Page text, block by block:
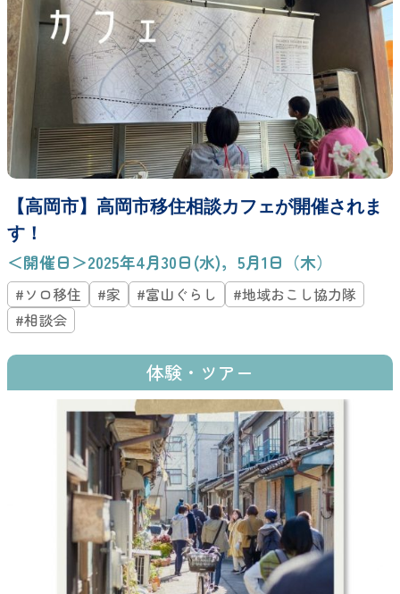
【高岡市】高岡市移住相談カフェが開催されま
す！
＜開催日＞2025年4月30日(水)，5月1日（木）
#ソロ移住 #家 #富山ぐらし
#地域おこし協力隊
#相談会
体験・ツアー